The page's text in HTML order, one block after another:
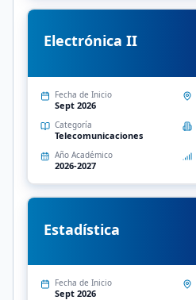
Electrónica II
Fecha de Inicio
Sept 2026
Categoría
Telecomunicaciones
Año Académico
2026-2027
Estadística
Fecha de Inicio
Sept 2026